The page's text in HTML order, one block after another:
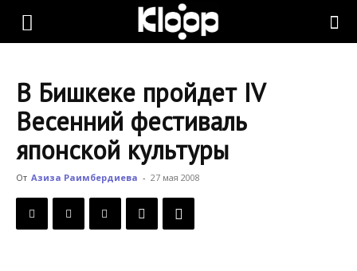
KLOOP.KG
Новости
Кыргызстана
В Бишкеке пройдет IV
Весенний фестиваль
японской культуры
От Азиза Раимбердиева - 27 мая 2008